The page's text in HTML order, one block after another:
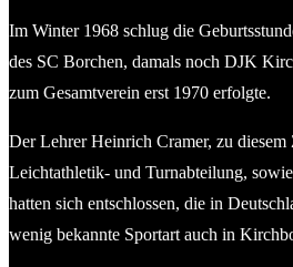
Im Winter 1968 schlug die
des SC Borchen, damals noch DJK
zum Gesamtverein erst 1970 erfolgte.
Der Lehrer Heinrich Cramer, zu
Leichtathletik- und Turnabteilung,
hatten sich entschlossen, die in
wenig bekannte Sportart auch in